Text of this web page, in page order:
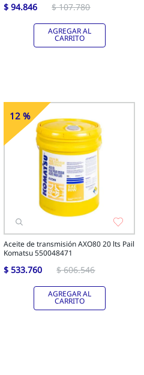
$ 94.846 $ 107.780
AGREGAR AL
CARRITO
12 %Off
Aceite de transmisión AXO80 20 lts Pail
Komatsu 550048471
$ 533.760 $ 606.546
AGREGAR AL
CARRITO